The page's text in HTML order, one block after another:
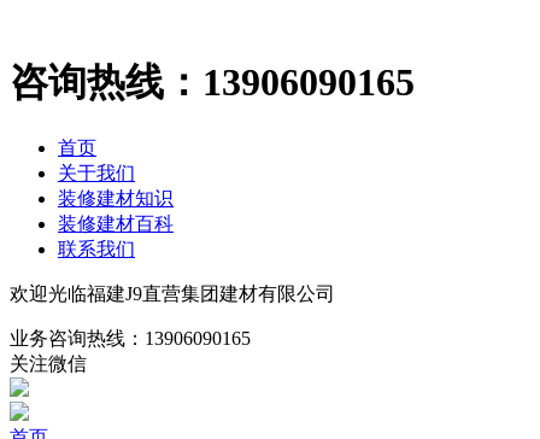
咨询热线： 13906090165
首页
关于我们
装修建材知识
装修建材百科
联系我们
欢迎光临福建J9直营集团建材有限公司
业务咨询热线： 13906090165
关注微信